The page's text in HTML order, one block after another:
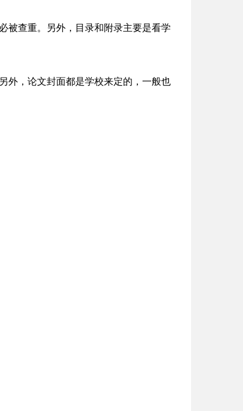
被查重。另外，目录和附录主要是看学
外，论文封面都是学校来定的，一般也